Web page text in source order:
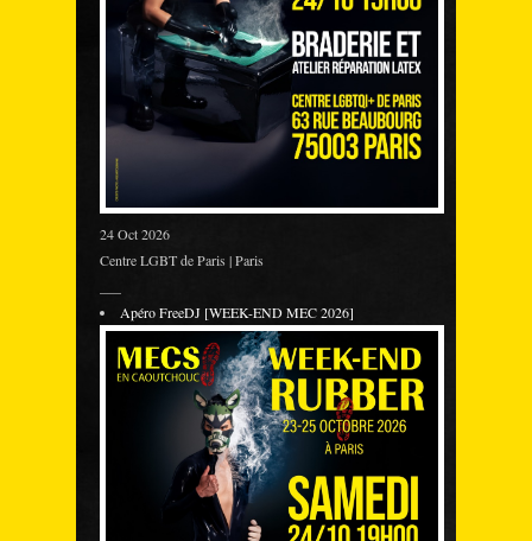
24 Oct 2026
Centre LGBT de Paris | Paris
Apéro FreeDJ [WEEK-END MEC 2026]